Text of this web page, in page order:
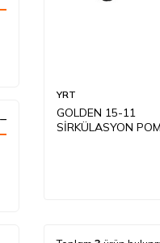
YRT
GOLDEN 15-11
SİRKÜLASYON